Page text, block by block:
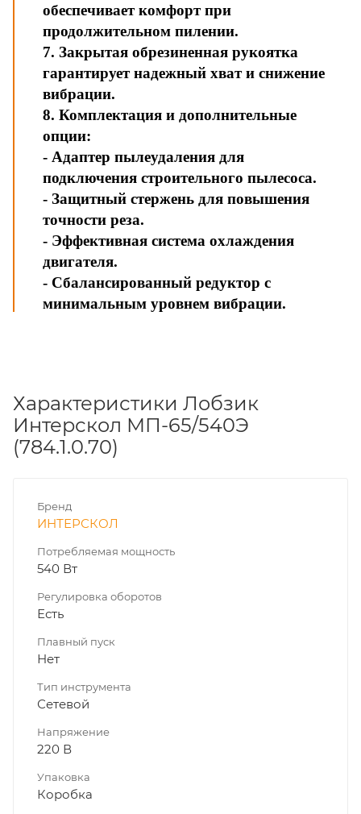
обеспечивает комфорт при
продолжительном пилении.
7. Закрытая обрезиненная рукоятка
гарантирует надежный хват и снижение
вибрации.
8. Комплектация и дополнительные
опции:
- Адаптер пылеудаления для
подключения строительного пылесоса.
- Защитный стержень для повышения
точности реза.
- Эффективная система охлаждения
двигателя.
- Сбалансированный редуктор с
минимальным уровнем вибрации.
Характеристики Лобзик
Интерскол МП-65/540Э
(784.1.0.70)
Бренд
ИНТЕРСКОЛ
Потребляемая мощность
540 Вт
Регулировка оборотов
Есть
Плавный пуск
Нет
Тип инструмента
Сетевой
Напряжение
220 В
Упаковка
Коробка